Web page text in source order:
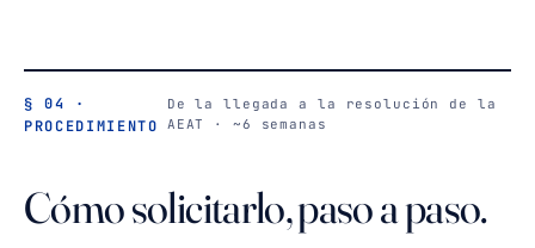
§ 04 ·
PROCEDIMIENTO
De la llegada a la resolución de la
AEAT · ~6 semanas
Cómo solicitarlo, paso a paso.